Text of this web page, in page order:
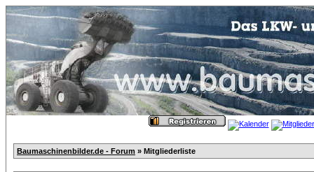
Baumaschinenbilder.de - Forum » Mitgliederliste